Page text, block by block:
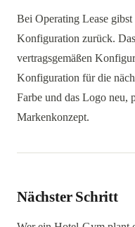
Bei Operating Lease
Konfiguration zurück.
vertragsgemäßen
Konfiguration für die
Farbe und das Logo neu,
Markenkonzept.
Nächster Schritt